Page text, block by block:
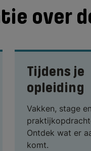
over
Tijdens je
opleiding
Vakken, stage en
Ontdek wat er
komt.